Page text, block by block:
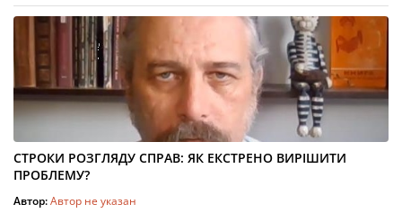
СТРОКИ РОЗГЛЯДУ СПРАВ: ЯК ЕКСТРЕНО ВИРІШИТИ
ПРОБЛЕМУ?
Автор:Автор не указан